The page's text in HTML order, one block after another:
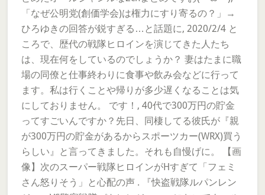
「なぜ公明党(創価学会)は権力にすり寄るの？」→
ひろゆきの回答が鋭すぎる…と話題に, 2020/2/4 と
ころで、歴代の戦隊ヒロインを演じてきた人たち
は、現在何をしているのでしょうか？ 妻はたまに職
場の同僚と仕事終わりに食事や飲み会などに行って
ます。私は行くことや帰りが多少遅くなることは気
にしておりません。 です！, 40代で300万円の貯金
ってすごいんですか？先日、同棲してる彼氏が『親
が300万円の貯金があるからスポーツカー(WRX)買う
らしい』と言ってきました。それも自慢げに。 【画
像】次のスーパー戦隊ヒロインがHすぎて「フェミ
さん怒りそう」と心配の声 . 『快盗戦隊ルパンレン